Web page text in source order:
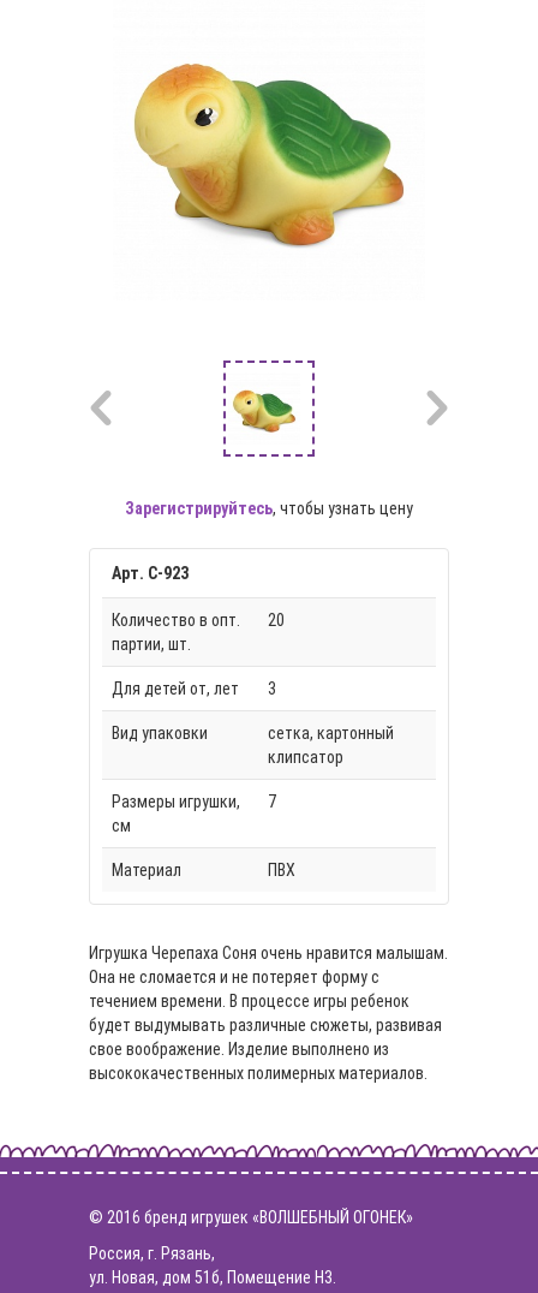
Зарегистрируйтесь, чтобы узнать цену
Арт. С-923
Количество в опт.
партии, шт.
20
Для детей от, лет 3
Вид упаковки
сетка, картонный
клипсатор
Размеры игрушки,
см
7
Материал ПВХ
Игрушка Черепаха Соня очень нравится малышам.
Она не сломается и не потеряет форму с
течением времени. В процессе игры ребенок
будет выдумывать различные сюжеты, развивая
свое воображение. Изделие выполнено из
высококачественных полимерных материалов.
© 2016 бренд игрушек «ВОЛШЕБНЫЙ ОГОНЕК»
Россия, г. Рязань,
ул. Новая, дом 51б, Помещение Н3.